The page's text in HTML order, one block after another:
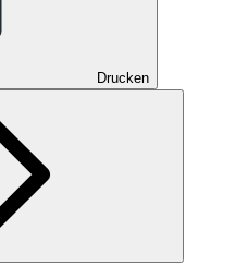
Drucken